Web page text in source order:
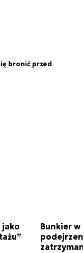
bronić przed
jako
Bunkier w